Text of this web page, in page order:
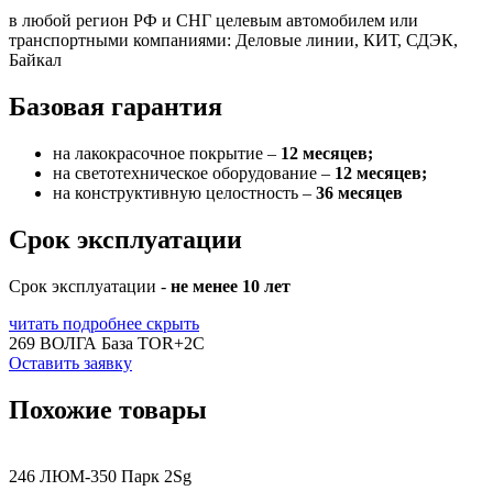
в любой регион РФ и СНГ целевым автомобилем или
транспортными компаниями: Деловые линии, КИТ, СДЭК,
Байкал
Базовая гарантия
на лакокрасочное покрытие – 12 месяцев;
на светотехническое оборудование – 12 месяцев;
на конструктивную целостность – 36 месяцев
Срок эксплуатации
Срок эксплуатации - не менее 10 лет
читать подробнее скрыть
269 ВОЛГА База TOR+2С
Оставить заявку
Похожие товары
246 ЛЮМ-350 Парк 2Sg